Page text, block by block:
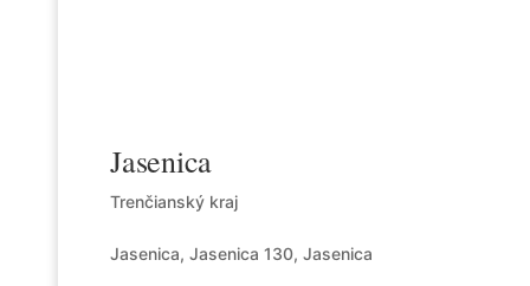
Jasenica
Trenčianský kraj
Jasenica, Jasenica 130, Jasenica